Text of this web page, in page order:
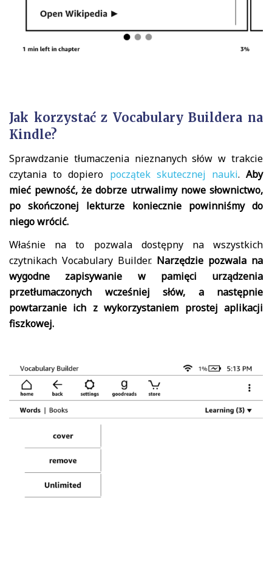
Jak korzystać z Vocabulary Buildera na
Kindle?
Sprawdzanie tłumaczenia nieznanych słów w trakcie
czytania to dopiero początek skutecznej nauki.Aby
mieć pewność, że dobrze utrwalimy nowe słownictwo,
po skończonej lekturze koniecznie powinniśmy do
niego wrócić.
Właśnie na to pozwala dostępny na wszystkich
czytnikach Vocabulary Builder. Narzędzie pozwala na
wygodne zapisywanie w pamięci urządzenia
przetłumaczonych wcześniej słów, a następnie
powtarzanie ich z wykorzystaniem prostej aplikacji
fiszkowej.